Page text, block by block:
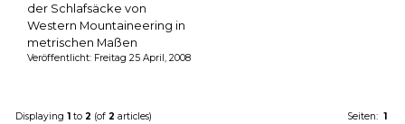
der Schlafsäcke von
Western Mountaineering in
metrischen Maßen
Veröffentlicht: Freitag 25 April, 2008
Displaying 1 to 2 (of 2 articles) Seiten: 1